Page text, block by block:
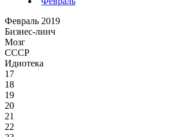
Февраль 2019
Бизнес-линч
Мозг
СССР
Идиотека
17
18
19
20
21
22